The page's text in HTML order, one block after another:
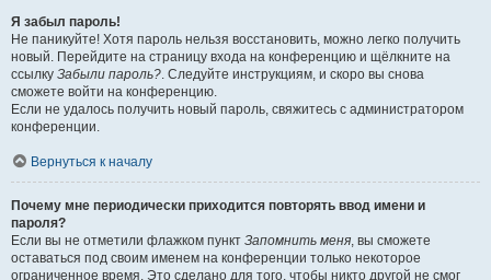
Я забыл пароль!
Не паникуйте! Хотя пароль нельзя восстановить, можно легко получить
новый. Перейдите на страницу входа на конференцию и щёлкните на
ссылку Забыли пароль?. Следуйте инструкциям, и скоро вы снова
сможете войти на конференцию.
Если не удалось получить новый пароль, свяжитесь с администратором
конференции.
Вернуться к началу
Почему мне периодически приходится повторять ввод имени и
пароля?
Если вы не отметили флажком пункт Запомнить меня, вы сможете
оставаться под своим именем на конференции только некоторое
ограниченное время. Это сделано для того, чтобы никто другой не смог